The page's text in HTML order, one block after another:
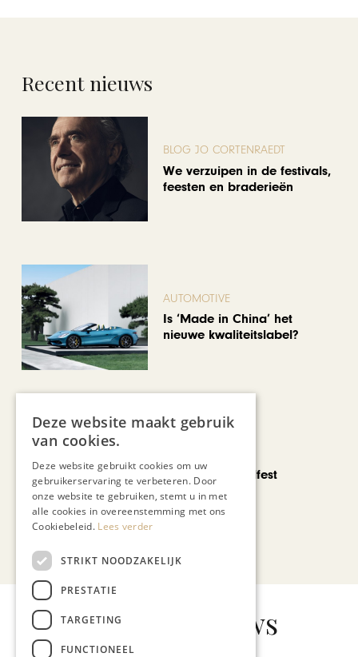
Recent nieuws
BLOG JO CORTENRAEDT
We verzuipen in de festivals,
feesten en braderieën
AUTOMOTIVE
Is ‘Made in China’ het
nieuwe kwaliteitslabel?
Noorbeek Foodfest
Bekijk alle artikelen
Gerelateerd nieuws
Deze website maakt gebruik
van cookies.
Deze website gebruikt cookies om uw
gebruikerservaring te verbeteren. Door
onze website te gebruiken, stemt u in met
alle cookies in overeenstemming met ons
Cookiebeleid. Lees verder
STRIKT NOODZAKELIJK
PRESTATIE
TARGETING
FUNCTIONEEL